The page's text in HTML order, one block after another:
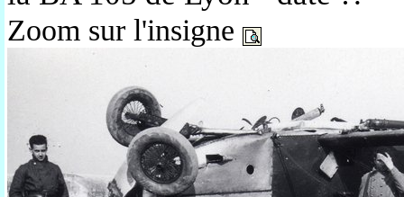
Zoom sur l'insigne